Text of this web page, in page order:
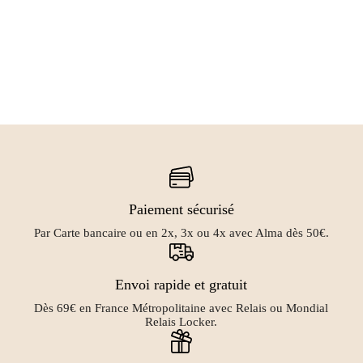
Paiement sécurisé
Par Carte bancaire ou en 2x, 3x ou 4x avec Alma dès 50€.
Envoi rapide et gratuit
Dès 69€ en France Métropolitaine avec Relais ou Mondial
Relais Locker.